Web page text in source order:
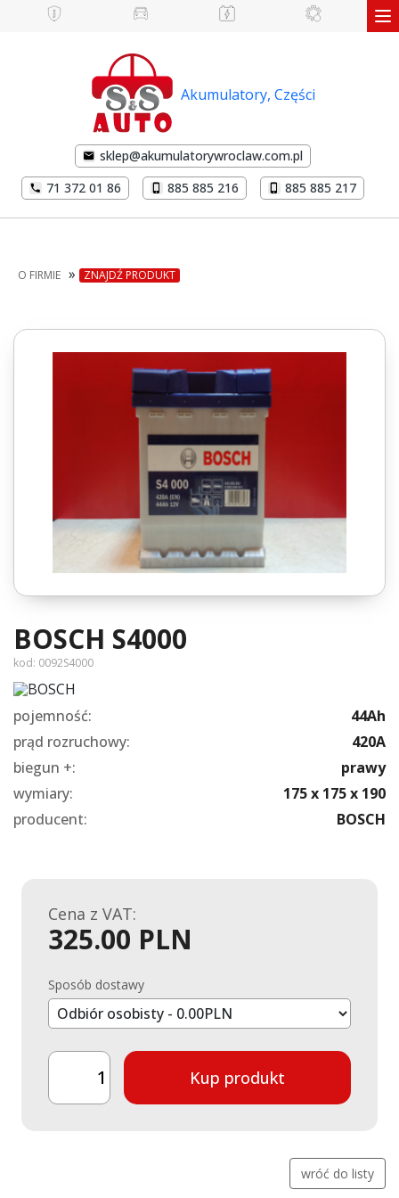
Akumulatory, Części
sklep@akumulatorywroclaw.com.pl
71 372 01 86
885 885 216 885 885 217
O FIRMIE » ZNAJDŹ PRODUKT
BOSCH S4000
kod: 0092S4000
pojemność:
44Ah
prąd rozruchowy:
420A
biegun +:
prawy
wymiary:
175 x 175 x 190
producent:
BOSCH
Cena z VAT:
325.00 PLN
Sposób dostawy
Kup produkt
wróć do listy